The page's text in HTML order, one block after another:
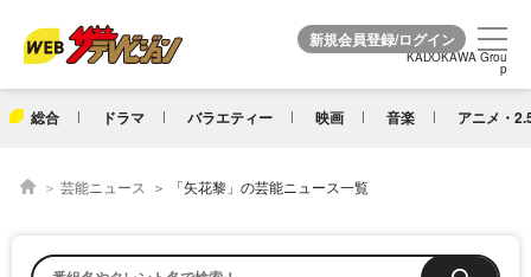
KADOKAWA Grou
p
総合 ドラマ バラエティー 映画 音楽 アニメ・
KADOKAWA Grou
p
芸能ニュース 「矢花黎」の芸能ニュース一覧